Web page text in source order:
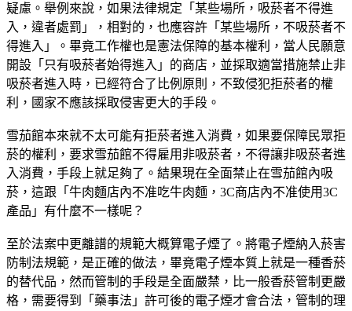
疑慮。舉例來說，如果法律規定「某些場所，吸菸者不得進
入，違者處罰」，相對的，也應容許「某些場所，不吸菸者不
得進入」。畢竟工作權也是憲法保障的基本權利，當人民願意
開設「只有吸菸者始得進入」的商店，並採取適當措施禁止非
吸菸者進入時，已經符合了比例原則，不致侵犯拒菸者的權
利，國家不應該採取侵害更大的手段。
雪茄館本來就不太可能有拒菸者進入消費，如果要保障民眾拒
菸的權利，要求雪茄館不得雇用非吸菸者，不得讓非吸菸者進
入消費，手段上就足夠了。結果現在全面禁止在雪茄館內吸
菸，這跟「牛肉麵店內不准吃牛肉麵，3C商店內不准使用3C
產品」有什麼不一樣呢？
至於法案中更離譜的規範大概算電子煙了。將電子煙納入菸害
防制法規範，是正確的做法，畢竟電子煙本質上就是一種香菸
的替代品，然而管制的手段是全面嚴禁，比一般香菸管制更嚴
格，需要得到「藥事法」許可後的電子煙才會合法，管制的理